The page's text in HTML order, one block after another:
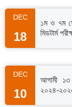
DEC
18
১ম ও ৭ম
মিডটার্ম
DEC
10
আগামী
২০২৪-২০২৫